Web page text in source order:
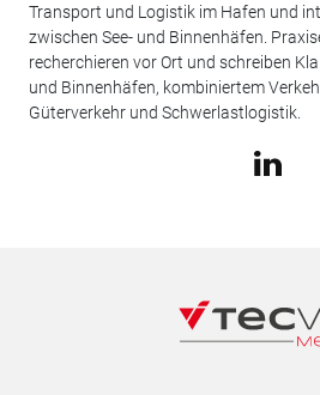
Transport und Logistik im Hafen und
zwischen See- und Binnenhäfen.
recherchieren vor Ort und schreiben
und Binnenhäfen, kombiniertem
Güterverkehr und Schwerlastlogistik.